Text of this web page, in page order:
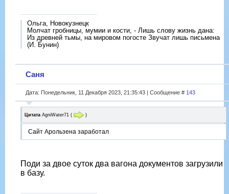
Ольга, Новокузнецк
Молчат гробницы, мумии и кости, - Лишь слову жизнь дана:
Из древней тьмы, на мировом погосте Звучат лишь письмена
(И. Бунин)
Саня
Дата: Понедельник, 11 Декабря 2023, 21:35:43 | Сообщение # 143
Цитата AgniWater71 ( )
Сайт Арользена заработал
Поди за двое суток два вагона документов загрузили
в базу.